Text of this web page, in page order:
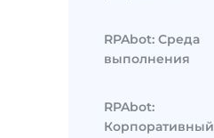
RPAbot: Среда
выполнения
RPAbot:
Корпоративный